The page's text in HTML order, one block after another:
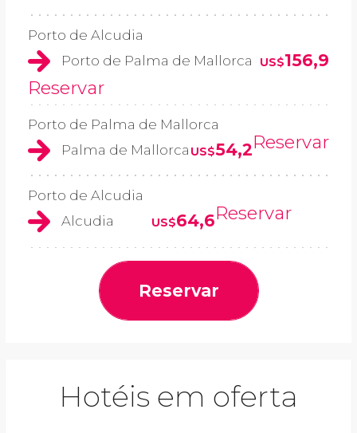
Porto de Alcudia
Porto de Palma de Mallorca
US$156,9
Reservar
Porto de Palma de Mallorca
Palma de Mallorca US$54,2Reservar
Porto de Alcudia
Alcudia
US$64,6Reservar
Reservar
Hotéis em oferta